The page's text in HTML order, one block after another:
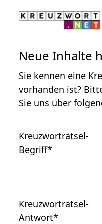
Neue Inhalte
Sie kennen eine
vorhanden ist?
Sie uns über
Kreuzworträtsel-
Begriff*
Kreuzworträtsel-
Antwort*